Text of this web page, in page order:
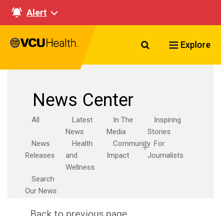
Alert
Search VCU
Explore
News Center
All
Latest
News
In The
Media
Inspiring
Stories
News
Releases
Health
and
Wellness
Community
Impact
For
Journalists
Search
Our News